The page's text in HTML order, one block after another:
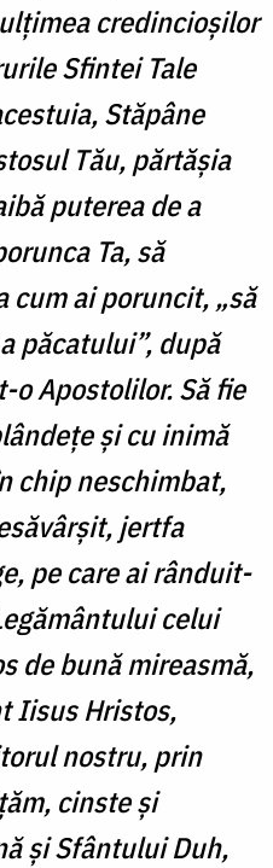
credincioșilor
Sfintei Tale
Stăpâne
Tău, părtășia
puterea de a
Ta, să
cum ai poruncit, „să
păcatului”, după
o Apostolilor. Să fie
și cu inimă
chip neschimbat,
jertfa
pe care ai rânduit-
celui
de bună mireasmă,
Iisus Hristos,
nostru, prin
cinste și
și Sfântului Duh,